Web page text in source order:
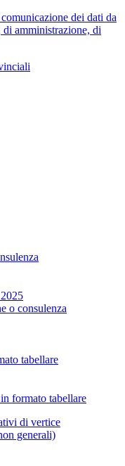
dei dati da
amministrazione, di
o consulenza
tabellare
formato tabellare
di vertice
generali)